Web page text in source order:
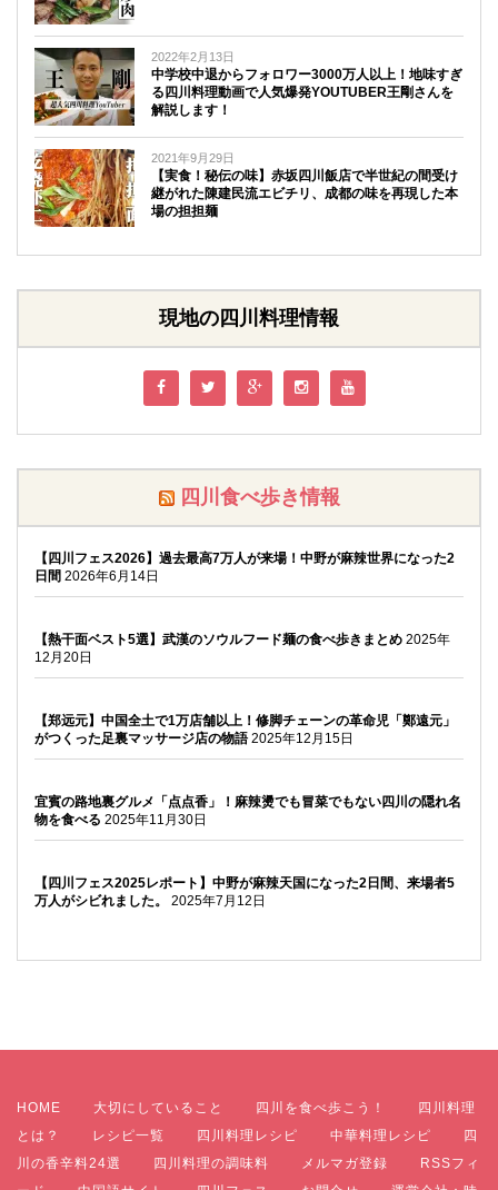
2022年2月13日
中学校中退からフォロワー3000万人以上！地味すぎ
る四川料理動画で人気爆発YOUTUBER王剛さんを
解説します！
2021年9月29日
【実食！秘伝の味】赤坂四川飯店で半世紀の間受け
継がれた陳建民流エビチリ、成都の味を再現した本
場の担担麺
現地の四川料理情報
四川食べ歩き情報
【四川フェス2026】過去最高7万人が来場！中野が麻辣世界になった2
日間 2026年6月14日
【熱干面ベスト5選】武漢のソウルフード麺の食べ歩きまとめ 2025年
12月20日
【郑远元】中国全土で1万店舗以上！修脚チェーンの革命児「鄭遠元」
がつくった足裏マッサージ店の物語 2025年12月15日
宜賓の路地裏グルメ「点点香」！麻辣燙でも冒菜でもない四川の隠れ名
物を食べる 2025年11月30日
【四川フェス2025レポート】中野が麻辣天国になった2日間、来場者5
万人がシビれました。
2025年7月12日
HOME 大切にしていること 四川を食べ歩こう！
四川料理
とは？
レシピ一覧 四川料理レシピ 中華料理レシピ
四
川の香辛料24選
四川料理の調味料 メルマガ登録
RSSフィ